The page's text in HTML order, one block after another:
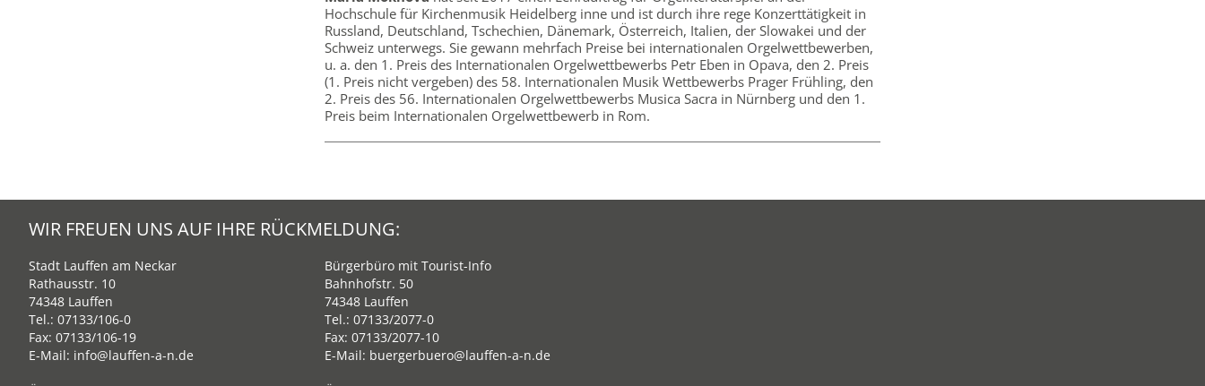
Hochschule für Kirchenmusik Heidelberg inne und ist durch ihre rege Konzerttätigkeit in
Russland, Deutschland, Tschechien, Dänemark, Österreich, Italien, der Slowakei und der
Schweiz unterwegs. Sie gewann mehrfach Preise bei internationalen Orgelwettbewerben,
u. a. den 1. Preis des Internationalen Orgelwettbewerbs Petr Eben in Opava, den 2. Preis
(1. Preis nicht vergeben) des 58. Internationalen Musik Wettbewerbs Prager Frühling, den
2. Preis des 56. Internationalen Orgelwettbewerbs Musica Sacra in Nürnberg und den 1.
Preis beim Internationalen Orgelwettbewerb in Rom.
WIR FREUEN UNS AUF IHRE RÜCKMELDUNG:
Stadt Lauffen am Neckar
Rathausstr. 10
74348 Lauffen
Tel.: 07133/106-0
Fax: 07133/106-19
E-Mail: info@lauffen-a-n.de
Bürgerbüro mit Tourist-Info
Bahnhofstr. 50
74348 Lauffen
Tel.: 07133/2077-0
Fax: 07133/2077-10
E-Mail: buergerbuero@lauffen-a-n.de